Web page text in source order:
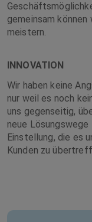
gemeinsam
meistern.
INNOVATION
Wir haben keine
nur weil es noch
uns gegenseitig,
neue
Einstellung, die es
Kunden zu